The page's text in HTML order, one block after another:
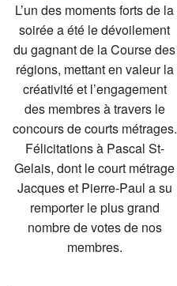
L’un des moments forts de la
soirée a été le dévoilement
du gagnant de la Course des
régions, mettant en valeur la
créativité et l’engagement
des membres à travers le
concours de courts métrages.
Félicitations à Pascal St-
Gelais, dont le court métrage
Jacques et Pierre-Paul a su
remporter le plus grand
nombre de votes de nos
membres.